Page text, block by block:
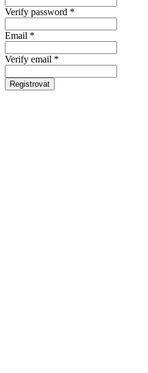
Verify password *
Email *
Verify email *
Registrovat